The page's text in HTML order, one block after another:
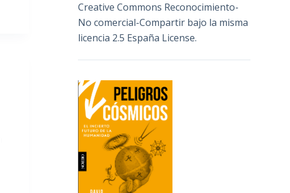
Creative Commons Reconocimiento-
No comercial-Compartir bajo la misma
licencia 2.5 España License.